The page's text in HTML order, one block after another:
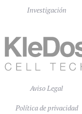
Investigación
Aviso Legal
Política de privacidad